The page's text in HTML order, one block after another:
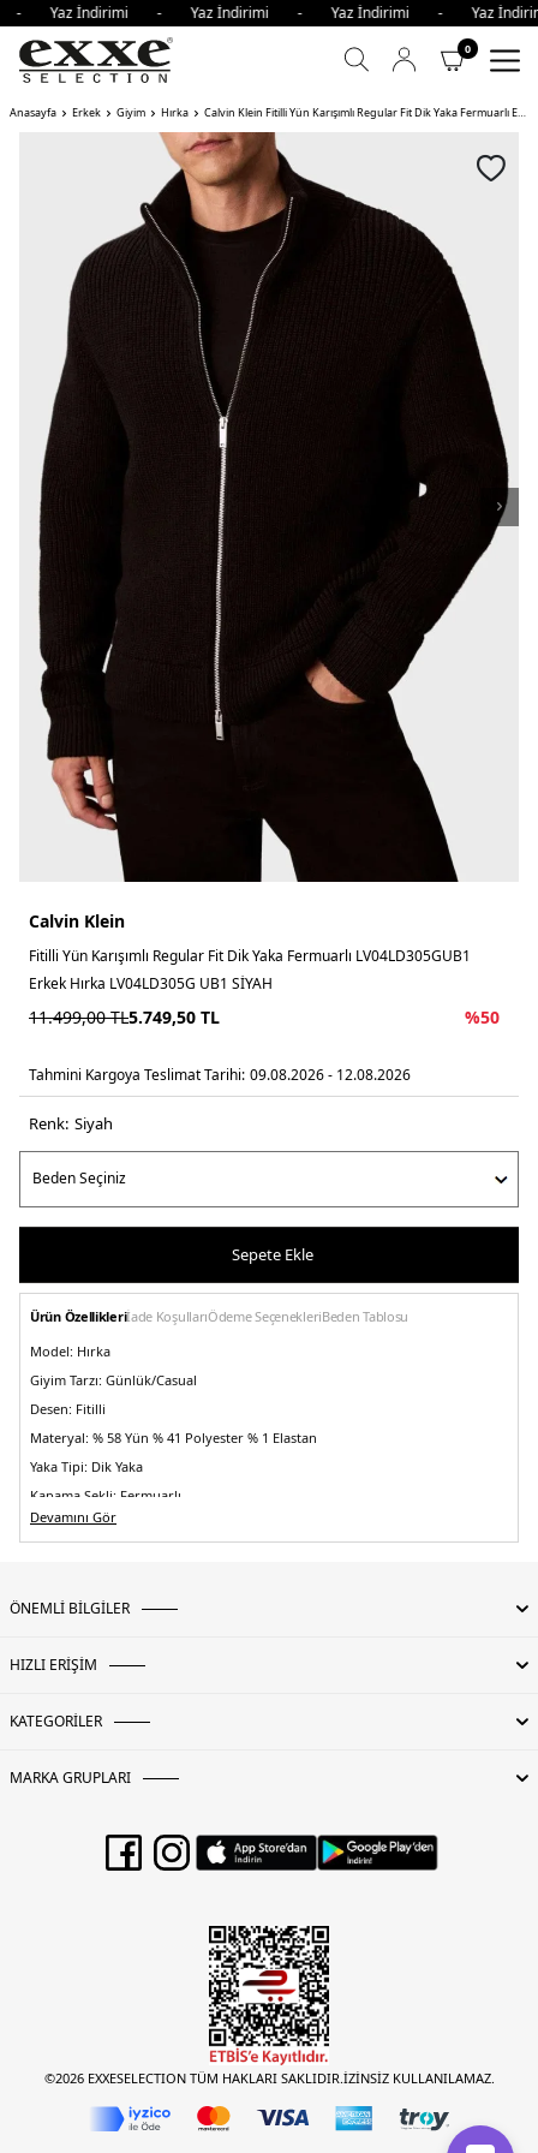
- Yaz İndirimi - Yaz İndirimi - Yaz İndirimi - Yaz
0
Anasayfa Erkek Giyim Hırka Calvin Klein Fitilli Yün Karışımlı Regular Fit Dik Yaka Fermuarlı Erkek Hırka
Calvin Klein
Fitilli Yün Karışımlı Regular Fit Dik Yaka Fermuarlı LV04LD305GUB1
Erkek Hırka LV04LD305G UB1 SİYAH
11.499,00TL5.749,50 TL %50
Tahmini Kargoya Teslimat Tarihi: 09.08.2026 - 12.08.2026
Renk: si̇yah
Sepete Ekle
Ürün Özellikleriİade KoşullarıÖdeme SeçenekleriBeden Tablosu
Model: Hırka
Giyim Tarzı: Günlük/Casual
Desen: Fitilli
Materyal: % 58 Yün % 41 Polyester % 1 Elastan
Yaka Tipi: Dik Yaka
Kapama Şekli: Fermuarlı
Kumaş Tipi:Belirtilmemiş
Yaş Grubu:Yetişkin
5DE1LV04LD305GUB1.07
Devamını Gör
ÖNEMLİ BİLGİLER
HIZLI ERİŞİM
KATEGORİLER
MARKA GRUPLARI
©2026 EXXESELECTION TÜM HAKLARI SAKLIDIR.İZİNSİZ KULLANILAMAZ.